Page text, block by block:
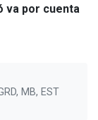
va por cuenta
MB, EST